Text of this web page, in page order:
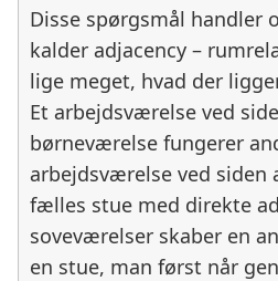
Disse spørgsmål handler
kalder adjacency –
lige meget, hvad der
Et arbejdsværelse ved
børneværelse fungerer
arbejdsværelse ved siden
fælles stue med direkte
soveværelser skaber en
en stue, man først når